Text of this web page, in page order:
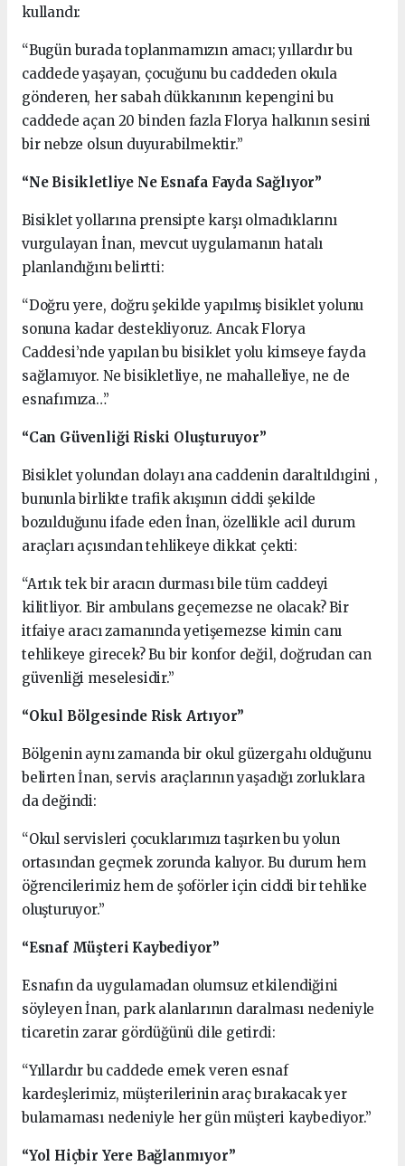
kullandı:
“Bugün burada toplanmamızın amacı; yıllardır bu
caddede yaşayan, çocuğunu bu caddeden okula
gönderen, her sabah dükkanının kepengini bu
caddede açan 20 binden fazla Florya halkının sesini
bir nebze olsun duyurabilmektir.”
“Ne Bisikletliye Ne Esnafa Fayda Sağlıyor”
Bisiklet yollarına prensipte karşı olmadıklarını
vurgulayan İnan, mevcut uygulamanın hatalı
planlandığını belirtti:
“Doğru yere, doğru şekilde yapılmış bisiklet yolunu
sonuna kadar destekliyoruz. Ancak Florya
Caddesi’nde yapılan bu bisiklet yolu kimseye fayda
sağlamıyor. Ne bisikletliye, ne mahalleliye, ne de
esnafımıza…”
“Can Güvenliği Riski Oluşturuyor”
Bisiklet yolundan dolayı ana caddenin daraltıldıgini ,
bununla birlikte trafik akışının ciddi şekilde
bozulduğunu ifade eden İnan, özellikle acil durum
araçları açısından tehlikeye dikkat çekti:
“Artık tek bir aracın durması bile tüm caddeyi
kilitliyor. Bir ambulans geçemezse ne olacak? Bir
itfaiye aracı zamanında yetişemezse kimin canı
tehlikeye girecek? Bu bir konfor değil, doğrudan can
güvenliği meselesidir.”
“Okul Bölgesinde Risk Artıyor”
Bölgenin aynı zamanda bir okul güzergahı olduğunu
belirten İnan, servis araçlarının yaşadığı zorluklara
da değindi:
“Okul servisleri çocuklarımızı taşırken bu yolun
ortasından geçmek zorunda kalıyor. Bu durum hem
öğrencilerimiz hem de şoförler için ciddi bir tehlike
oluşturuyor.”
“Esnaf Müşteri Kaybediyor”
Esnafın da uygulamadan olumsuz etkilendiğini
söyleyen İnan, park alanlarının daralması nedeniyle
ticaretin zarar gördüğünü dile getirdi:
“Yıllardır bu caddede emek veren esnaf
kardeşlerimiz, müşterilerinin araç bırakacak yer
bulamaması nedeniyle her gün müşteri kaybediyor.”
“Yol Hiçbir Yere Bağlanmıyor”